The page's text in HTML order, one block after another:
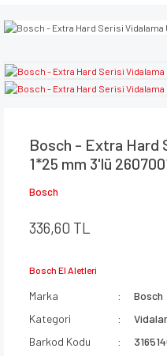
Bosch - Extra Hard
1*25 mm 3'lü
Bosch
336,60 TL
Bosch El Aletleri
Marka
Bosch
Kategori
Barkod Kodu